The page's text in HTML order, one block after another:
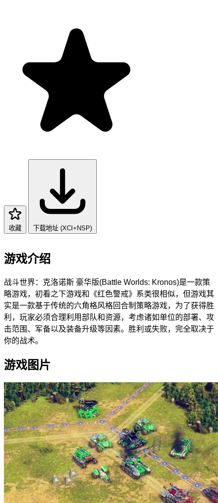
收藏 下载地址 (XCI+NSP)
游戏介绍
战斗世界：克洛诺斯 豪华版(Battle Worlds: Kronos)是一款策
略游戏，初看之下游戏和《红色警戒》系类很相似，但游戏其
实是一款基于传统的六角格风格回合制策略游戏，为了获得胜
利，玩家必须合理利用部队和资源，考虑诸如单位的部署、攻
击范围、军备以及装备升级等因素。胜利或失败，完全取决于
你的战术。
游戏图片